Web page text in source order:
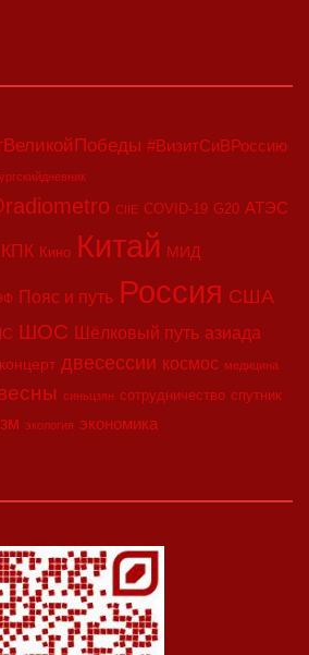
#ВизитСиВРоссию
CIIE COVID-19 G20 АТЭС
КПК Кино Китай МИД
Пояс и путь Россия США
ШОС Шёлковый путь азиада
двесессии космос медицина
синьцзян сотрудничество спутник
экология экономика